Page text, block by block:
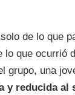
de lo que
lo que ocurrió
grupo, una
y reducida al